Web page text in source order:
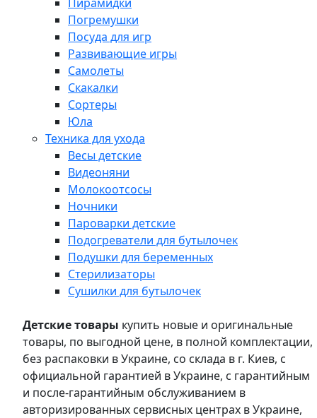
Погремушки
Посуда для игр
Развивающие игры
Самолеты
Скакалки
Сортеры
Юла
Техника для ухода
Весы детские
Видеоняни
Молокоотсосы
Ночники
Пароварки детские
Подогреватели для бутылочек
Подушки для беременных
Стерилизаторы
Сушилки для бутылочек
Детские товары купить новые и оригинальные
товары, по выгодной цене, в полной комплектации,
без распаковки в Украине, со склада в г. Киев, с
официальной гарантией в Украине, с гарантийным
и после-гарантийным обслуживанием в
авторизированных сервисных центрах в Украине,